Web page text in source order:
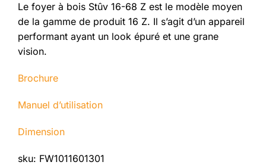
Le foyer à bois Stûv 16-68 Z est le modèle moyen
de la gamme de produit 16 Z. Il s’agit d’un appareil
performant ayant un look épuré et une grane
vision.
Brochure
Manuel d’utilisation
Dimension
sku: FW1011601301